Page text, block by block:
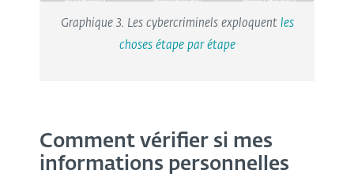
Graphique 3. Les cybercriminels exploquent les
choses étape par étape
Comment vérifier si mes
informations personnelles